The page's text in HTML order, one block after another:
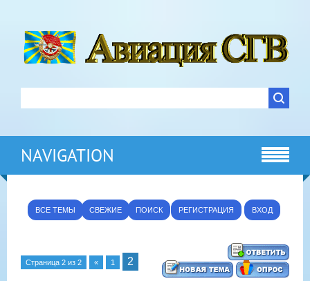
NAVIGATION
ВСЕ ТЕМЫ СВЕЖИЕ ПОИСК РЕГИСТРАЦИЯ ВХОД
Страница 2 из 2 « 1 2